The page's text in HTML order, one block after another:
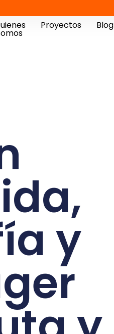
Proyectos Blog
y